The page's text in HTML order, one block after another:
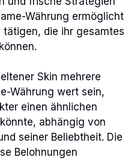
Währung ermöglicht
tätigen, die ihr gesamtes
Skin mehrere
Währung wert sein,
einen ähnlichen
abhängig von
seiner Beliebtheit. Die
Belohnungen